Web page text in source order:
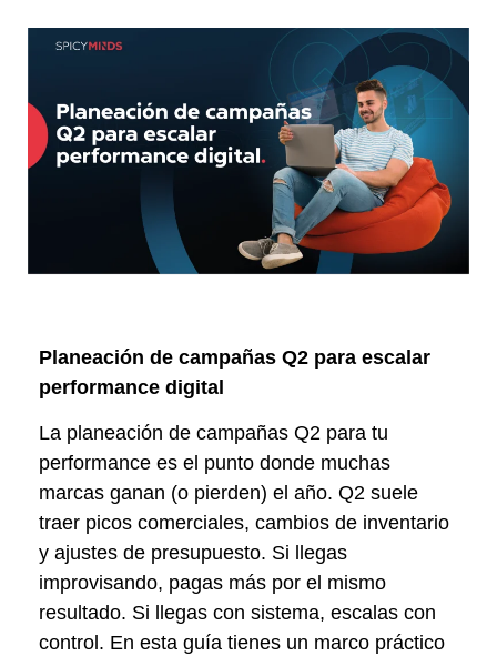
Planeación de campañas Q2 para escalar
performance digital
La planeación de campañas Q2 para tu
performance es el punto donde muchas
marcas ganan (o pierden) el año. Q2 suele
traer picos comerciales, cambios de inventario
y ajustes de presupuesto. Si llegas
improvisando, pagas más por el mismo
resultado. Si llegas con sistema, escalas con
control. En esta guía tienes un marco práctico